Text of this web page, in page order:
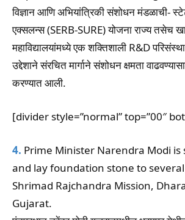
विज्ञान आणि अभियांत्रिकी संशोधन मंडळाची- स्टेट
एक्सलन्स (SERB-SURE) योजना राज्य तसेच
महाविद्यालयांमध्ये एक शक्तिशाली R&D परिसंस्था
उद्देशाने संरचित मार्गाने संशोधन क्षमता
करण्यात आली.
[divider style=”normal” top=”00″
4. Prime Minister Narendra Modi
and lay foundation stone to
Shrimad Rajchandra Mission,
Gujarat.